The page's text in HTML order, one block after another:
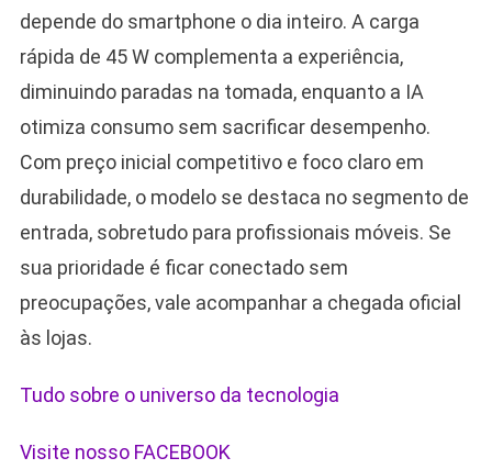
depende do smartphone o dia inteiro. A carga
rápida de 45 W complementa a experiência,
diminuindo paradas na tomada, enquanto a IA
otimiza consumo sem sacrificar desempenho.
Com preço inicial competitivo e foco claro em
durabilidade, o modelo se destaca no segmento de
entrada, sobretudo para profissionais móveis. Se
sua prioridade é ficar conectado sem
preocupações, vale acompanhar a chegada oficial
às lojas.
Tudo sobre o universo da tecnologia
Visite nosso FACEBOOK